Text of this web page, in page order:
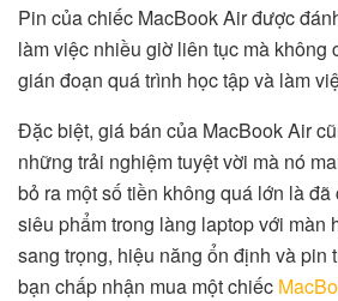
Pin của chiếc MacBook Air được
làm việc nhiều giờ liên tục mà không
gián đoạn quá trình học tập và làm
Đặc biệt, giá bán của MacBook Air
những trải nghiệm tuyệt vời mà nó
bỏ ra một số tiền không quá lớn là
siêu phẩm trong làng laptop với màn
sang trọng, hiệu năng ổn định và pin
bạn chấp nhận mua một chiếc